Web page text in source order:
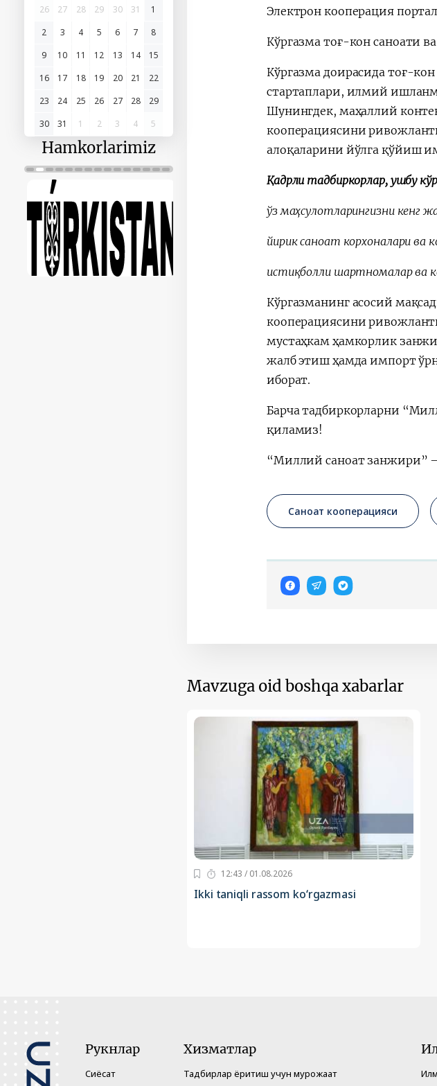
26
27 28 29 30 31
1
2
3 4 5 6 7
8
9
10 11 12 13 14
15
16
17 18 19 20 21
22
23
24 25 26 27 28
29
30
31 1 2 3 4 5
Hamkorlarimiz
Электрон кооперация
Кўргазма тоғ-кон саноати
Кўргазма доирасида тоғ-
стартаплари, илмий
Шунингдек, маҳаллий
кооперациясини
алоқаларини йўлга қўйиш
Қадрли тадбиркорлар, ушбу
ўз маҳсулотларингизни
йирик саноат корхоналари
истиқболли шартномалар ва
Кўргазманинг асосий
кооперациясини
мустаҳкам ҳамкорлик
жалб этиш ҳамда импорт
иборат.
Барча тадбиркорларни
қиламиз!
“Миллий саноат занжири”
Саноат кооперацияси
Mavzuga oid boshqa xabarlar
12:43 / 01.08.2026
Ikki taniqli rassom ko‘rgazmasi
Рукнлар
Сиёсат
Хизматлар
Тадбирлар ёритиш учун мурожаат